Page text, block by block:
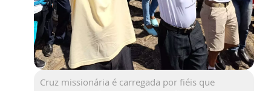
Cruz missionária é carregada por fiéis que